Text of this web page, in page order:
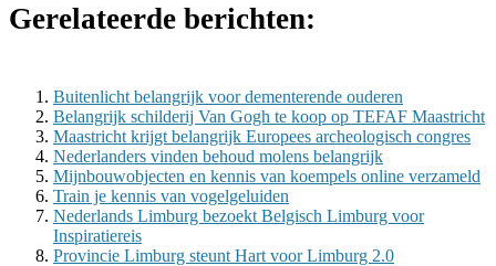
Gerelateerde berichten:
Buitenlicht belangrijk voor dementerende ouderen
Belangrijk schilderij Van Gogh te koop op TEFAF Maastricht
Maastricht krijgt belangrijk Europees archeologisch congres
Nederlanders vinden behoud molens belangrijk
Mijnbouwobjecten en kennis van koempels online verzameld
Train je kennis van vogelgeluiden
Nederlands Limburg bezoekt Belgisch Limburg voor
Inspiratiereis
Provincie Limburg steunt Hart voor Limburg 2.0